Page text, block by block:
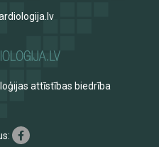
attīstības biedrība